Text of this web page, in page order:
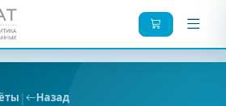
| Назад